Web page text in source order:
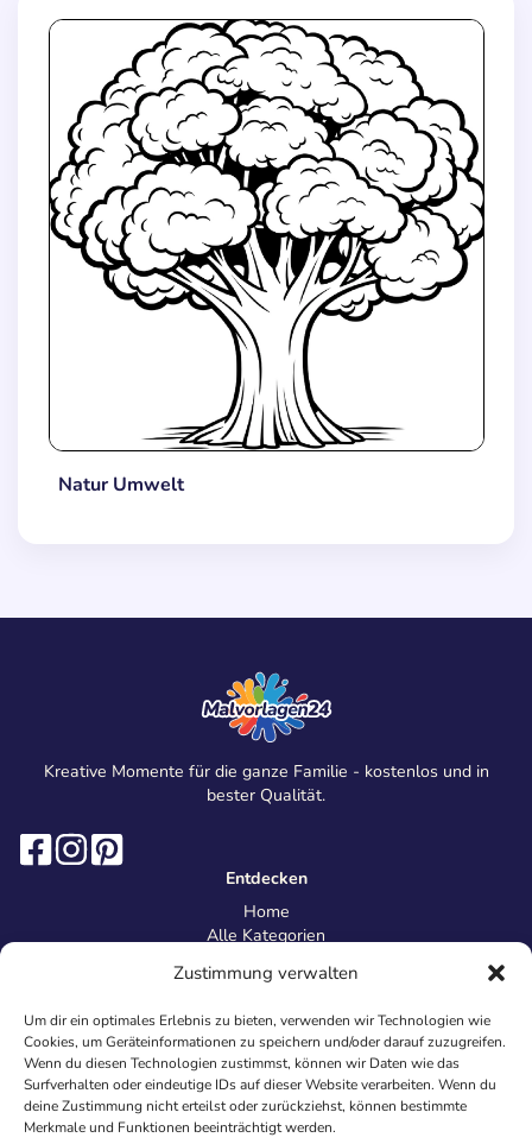
Zustimmung verwalten
Um dir ein optimales Erlebnis zu bieten, verwenden wir Technologien wie
Cookies, um Geräteinformationen zu speichern und/oder darauf zuzugreifen.
Wenn du diesen Technologien zustimmst, können wir Daten wie das
Surfverhalten oder eindeutige IDs auf dieser Website verarbeiten. Wenn du
deine Zustimmung nicht erteilst oder zurückziehst, können bestimmte
Merkmale und Funktionen beeinträchtigt werden.
Natur Umwelt
Kreative Momente für die ganze Familie - kostenlos und in
bester Qualität.
Entdecken
Home
Alle Kategorien
Information
Über uns
Kontakt
Inhaltsrichtlinien
Recht & Datenschutz
Impressum